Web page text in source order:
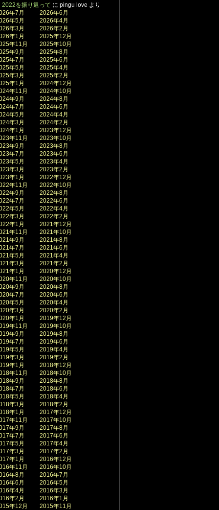
2022を振り返って に pingu love より
年7月
2026年6月
年5月
2026年4月
年3月
2026年2月
年1月
2025年12月
年11月
2025年10月
年9月
2025年8月
年7月
2025年6月
年5月
2025年4月
年3月
2025年2月
年1月
2024年12月
年11月
2024年10月
年9月
2024年8月
年7月
2024年6月
年5月
2024年4月
年3月
2024年2月
年1月
2023年12月
年11月
2023年10月
年9月
2023年8月
年7月
2023年6月
年5月
2023年4月
年3月
2023年2月
年1月
2022年12月
年11月
2022年10月
年9月
2022年8月
年7月
2022年6月
年5月
2022年4月
年3月
2022年2月
年1月
2021年12月
年11月
2021年10月
年9月
2021年8月
年7月
2021年6月
年5月
2021年4月
年3月
2021年2月
年1月
2020年12月
年11月
2020年10月
年9月
2020年8月
年7月
2020年6月
年5月
2020年4月
年3月
2020年2月
年1月
2019年12月
年11月
2019年10月
年9月
2019年8月
年7月
2019年6月
年5月
2019年4月
年3月
2019年2月
年1月
2018年12月
年11月
2018年10月
年9月
2018年8月
年7月
2018年6月
年5月
2018年4月
年3月
2018年2月
年1月
2017年12月
年11月
2017年10月
年9月
2017年8月
年7月
2017年6月
年5月
2017年4月
年3月
2017年2月
年1月
2016年12月
年11月
2016年10月
年8月
2016年7月
年6月
2016年5月
年4月
2016年3月
年2月
2016年1月
年12月
2015年11月